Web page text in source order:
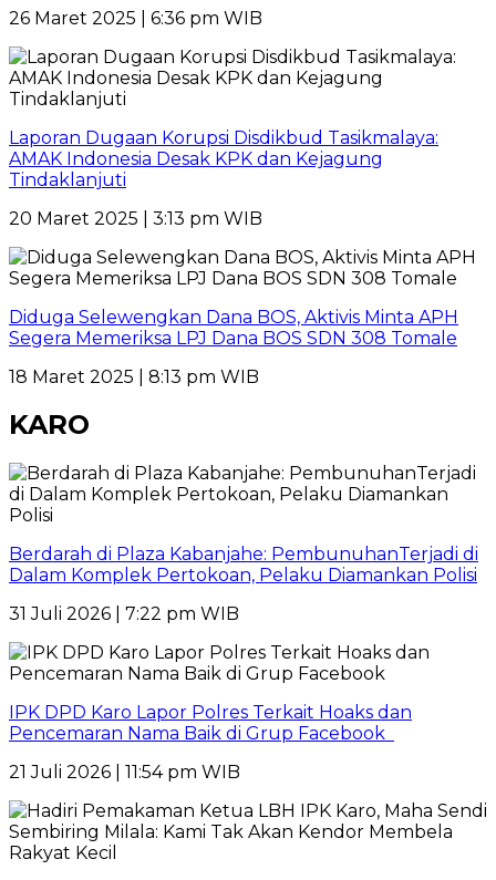
26 Maret 2025 | 6:36 pm WIB
Laporan Dugaan Korupsi Disdikbud Tasikmalaya:
AMAK Indonesia Desak KPK dan Kejagung
Tindaklanjuti
20 Maret 2025 | 3:13 pm WIB
Diduga Selewengkan Dana BOS, Aktivis Minta APH
Segera Memeriksa LPJ Dana BOS SDN 308 Tomale
18 Maret 2025 | 8:13 pm WIB
KARO
Berdarah di Plaza Kabanjahe: PembunuhanTerjadi di
Dalam Komplek Pertokoan, Pelaku Diamankan Polisi
31 Juli 2026 | 7:22 pm WIB
IPK DPD Karo Lapor Polres Terkait Hoaks dan
Pencemaran Nama Baik di Grup Facebook
21 Juli 2026 | 11:54 pm WIB